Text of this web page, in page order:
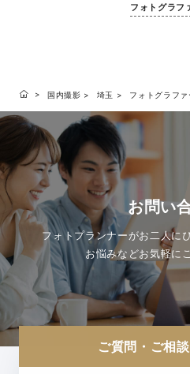
フォトグラフ
国内撮影 埼玉 フォトグラファ
お問い
フォトプランナーがお二人に
お悩みなどお気軽に
ご質問・ご相